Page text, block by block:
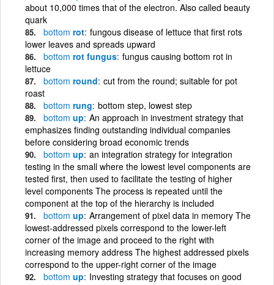
about 10,000 times that of the electron. Also called beauty
quark
bottom rot fungous disease of lettuce that first rots
lower leaves and spreads upward
bottom rot fungus fungus causing bottom rot in
lettuce
bottom round cut from the round; suitable for pot
roast
bottom rung bottom step, lowest step
bottom up An approach in investment strategy that
emphasizes finding outstanding individual companies
before considering broad economic trends
bottom up an integration strategy for integration
testing in the small where the lowest level components are
tested first, then used to facilitate the testing of higher
level components The process is repeated until the
component at the top of the hierarchy is included
bottom up Arrangement of pixel data in memory The
lowest-addressed pixels correspond to the lower-left
corner of the image and proceed to the right with
increasing memory address The highest addressed pixels
correspond to the upper-right corner of the image
bottom up Investing strategy that focuses on good